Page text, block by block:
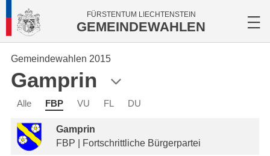
FÜRSTENTUM LIECHTENSTEIN
GEMEINDEWAHLEN
Gemeindewahlen 2015
Gamprin
Alle FBP VU FL DU
Gamprin
FBP | Fortschrittliche Bürgerpartei